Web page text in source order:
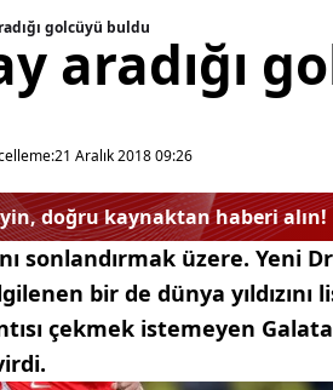
golcüyü buldu
aradığı
21 Aralık 2018 09:26
doğru kaynaktan haberi alın!
sonlandırmak üzere. Yeni
bir de dünya yıldızını
çekmek istemeyen